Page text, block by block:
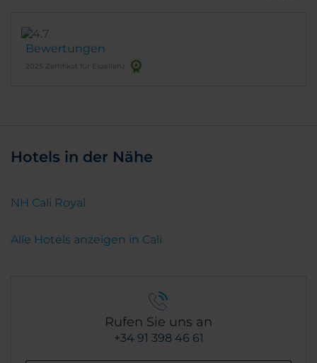
Bewertungen
2025 Zertifikat für Exzellenz
Hotels in der Nähe
NH Cali Royal
Alle Hotels anzeigen in Cali
Rufen Sie uns an
+34 91 398 46 61